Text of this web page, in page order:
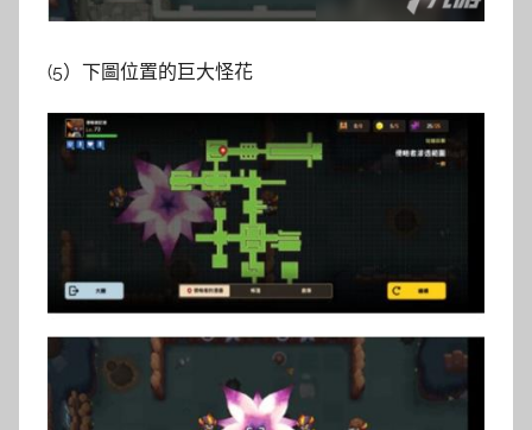
(5）下圖位置的巨大怪花